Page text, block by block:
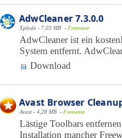
AdwCleaner 7.3.0.0
Xplode - 7,03 MB - Freeware
AdwCleaner ist ein
System entfernt.
Download
Avast Browser
Avast - 4,28 MB - Freeware
Lästige Toolbars
Installation mancher